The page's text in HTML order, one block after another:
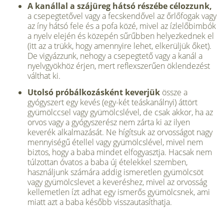
A kanállal a szájüreg hátsó részébe cé­lozzunk,
a csepegtetővel vagy a fecsken­dővel az őrlőfogak vagy
az íny hátsó fe­le és a pofa közé, mivel az ízlelőbimbók
a nyelv elején és közepén sűrűbben he­lyezkednek el
(itt az a trükk, hogy amennyire lehet, elkerüljük őket).
De vigyázzunk, nehogy a csepegtető vagy a kanál a
nyelvgyökhöz érjen, mert ref­lexszerűen öklendezést
válthat ki.
Utolsó próbálkozásként keverjük össze a
gyógyszert egy kevés (egy-két teáskanálnyi) áttört
gyümölccsel vagy gyü­mölcslével, de csak akkor, ha az
orvos vagy a gyógyszerész nem zárta ki az ilyen
keverék alkalmazását. Ne hígítsuk az or­vosságot nagy
mennyiségű étellel vagy gyümölcslével, mivel nem
biztos, hogy a baba mindet elfogyasztja. Hacsak nem
túlzottan óvatos a baba új ételekkel szemben,
használjunk számára addig is­meretlen gyümölcsöt
vagy gyümölcs­levet a keveréshez, mivel az orvosság
kellemetlen ízt adhat egy ismerős gyü­mölcsnek, ami
miatt azt a baba később visszautasíthatja.